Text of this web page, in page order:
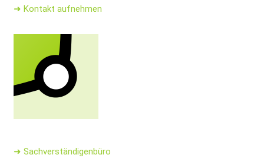
➜ Kontakt aufnehmen
➜ Sachverständigenbüro